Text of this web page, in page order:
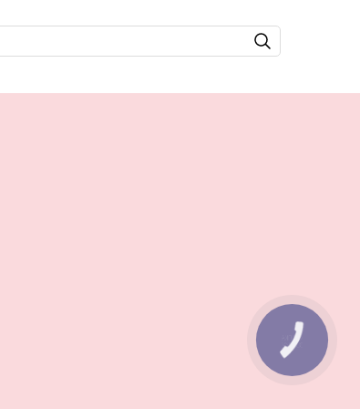
КНОПКА
ЗВ'ЯЗКУ